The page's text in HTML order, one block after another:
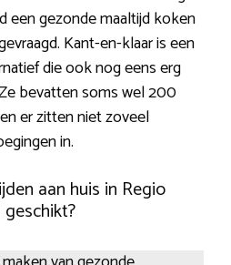
een gezonde maaltijd koken
Kant-en-klaar is een
die ook nog eens erg
bevatten soms wel 200
er zitten niet zoveel
in.
aan huis in Regio
geschikt?